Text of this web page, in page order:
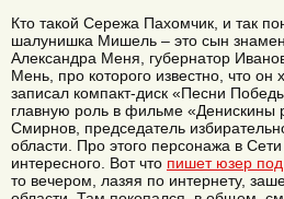
Кто такой Сережа Пахомчик, и так
шалунишка Мишель – это сын
Александра Меня, губернатор
Мень, про которого известно, что он
записал компакт-диск «Песни
главную роль в фильме «Денискины
Смирнов, председатель
области. Про этого персонажа в
интересного. Вот что пишет юзер
то вечером, лазяя по интернету,